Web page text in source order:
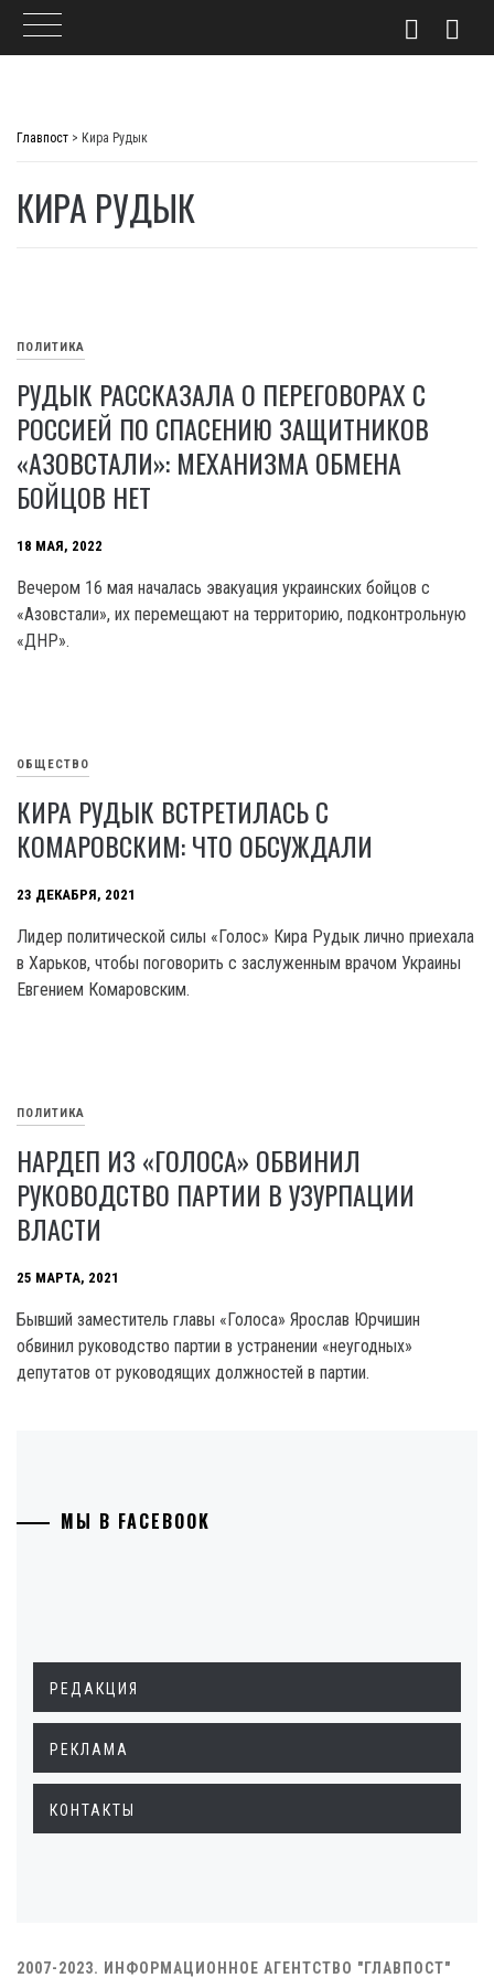
Главпост > Кира Рудык
КИРА РУДЫК
ПОЛИТИКА
РУДЫК РАССКАЗАЛА О ПЕРЕГОВОРАХ С
РОССИЕЙ ПО СПАСЕНИЮ ЗАЩИТНИКОВ
«АЗОВСТАЛИ»: МЕХАНИЗМА ОБМЕНА
БОЙЦОВ НЕТ
18 МАЯ, 2022
Вечером 16 мая началась эвакуация украинских бойцов с
«Азовстали», их перемещают на территорию, подконтрольную
«ДНР».
ОБЩЕСТВО
КИРА РУДЫК ВСТРЕТИЛАСЬ С
КОМАРОВСКИМ: ЧТО ОБСУЖДАЛИ
23 ДЕКАБРЯ, 2021
Лидер политической силы «Голос» Кира Рудык лично приехала
в Харьков, чтобы поговорить с заслуженным врачом Украины
Евгением Комаровским.
ПОЛИТИКА
НАРДЕП ИЗ «ГОЛОСА» ОБВИНИЛ
РУКОВОДСТВО ПАРТИИ В УЗУРПАЦИИ
ВЛАСТИ
25 МАРТА, 2021
Бывший заместитель главы «Голоса» Ярослав Юрчишин
обвинил руководство партии в устранении «неугодных»
депутатов от руководящих должностей в партии.
МЫ В FACEBOOK
РЕДАКЦИЯ
РЕКЛАМА
КОНТАКТЫ
2007-2023. ИНФОРМАЦИОННОЕ АГЕНТСТВО "ГЛАВПОСТ"